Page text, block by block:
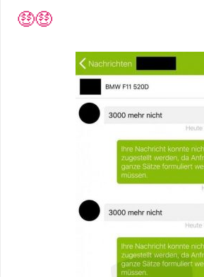
🤑🤑